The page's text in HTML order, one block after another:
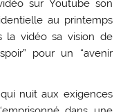
sur Youtube son
au printemps
la vidéo sa vision de
pour un “avenir
nuit aux exigences